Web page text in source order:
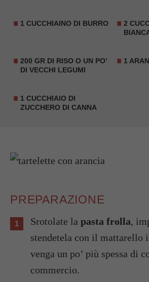
1 CUCCHIAINO DI BURRO
2
200 GR DI RISO O UN PO’
DI VECCHI LEGUMI
1
1 CUCCHIAIO DI
ZUCCHERO DI CANNA
PREPARAZIONE
Srotolate la pasta frolla,
stendetela con il mattarello
venga un po’ più spessa di
commercio.